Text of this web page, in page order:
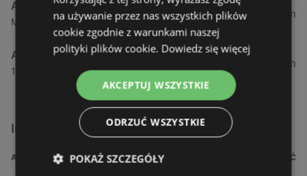
Aldi
Maszewska 7, 72-100 Goleniów
53,85 km
Aldi
1 Maja 43, 71-627 Szczecin
54,82 km
Inne sklepy Supermarkety w pobliżu
ADRES ODLEGŁOŚĆ
na używanie przez nas wszystkich plików
cookie zgodnie z warunkami naszej
polityki plików cookie. Dowiedz się więcej
AKCEPTUJ WSZYSTKIE
ODRZUĆ WSZYSTKIE
POKAŻ SZCZEGÓŁY